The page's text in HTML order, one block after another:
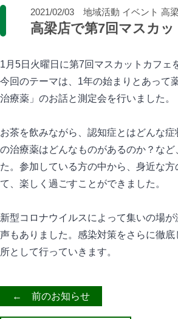
2021/02/03 地域活動 イベント 高
高梁店で第7回マスカ
1月5日火曜日に第7回マスカットカフェ
今回のテーマは、1年の始まりとあって
治療薬」のお話と測定会を行いました。
お茶を飲みながら、認知症とはどんな
の治療薬はどんなものがあるのか？など
た。参加している方の中から、身近な
て、楽しく過ごすことができました。
新型コロナウイルスによって集いの場が
声もありました。感染対策をさらに徹
所として行っていきます。
← 前のお知らせ